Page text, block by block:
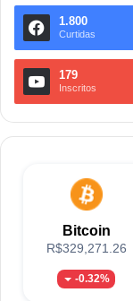
1.800
Curtidas
179
Inscritos
Bitcoin
R$329,271.26
-0.32%